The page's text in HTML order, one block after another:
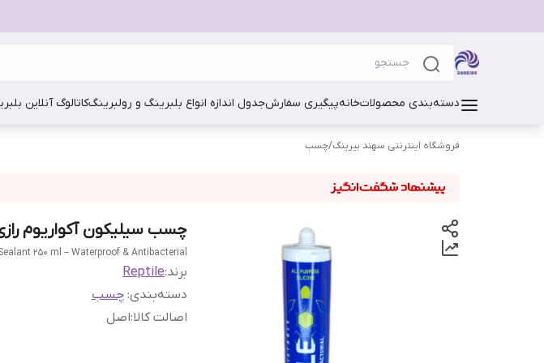
دسته‌بندی محصولاتخانهپیگیری سفارشجدول اندازه انواع بلبرینگ و رولبرینگکاتالوگ آنلاین
فروشگاه اینترنتی سهند بیرینگ/چسب
چسب سیلیکون آکواریوم رازی رپتایل
250 ml – Waterproof & Antibacterial
برند:Reptile
دسته‌بندی: چسب
اصالت کالا:اصل